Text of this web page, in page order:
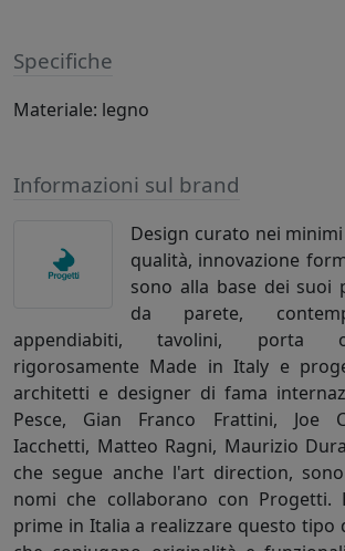
Specifiche
Materiale: legno
Informazioni sul brand
Design curato nei
qualità, innovazione
sono alla base dei suoi
da parete,
appendiabiti, tavolini, porta
rigorosamente Made in Italy e
architetti e designer di fama
Pesce, Gian Franco Frattini, Joe
Iacchetti, Matteo Ragni, Maurizio
che segue anche l'art direction,
nomi che collaborano con Progetti.
prime in Italia a realizzare questo tipo